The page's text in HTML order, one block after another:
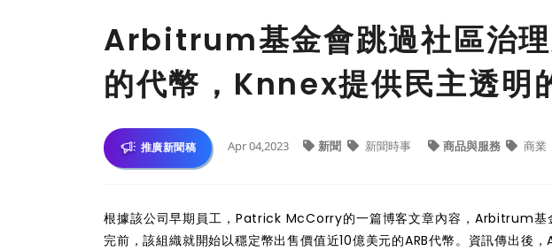
Arbitrum基金會跳過社區治
的代幣，Knnex提供民主透明
推廣新聞稿 Apr 04,2023 新聞 新聞時事 商品與服務 商業
根據該公司早期員工 ， Patrick McCorry的一篇博客文章內容 ，Arbitrum基
完前，該組織就開始以穩定幣出售價值近10億美元的ARB代幣。資訊傳出後